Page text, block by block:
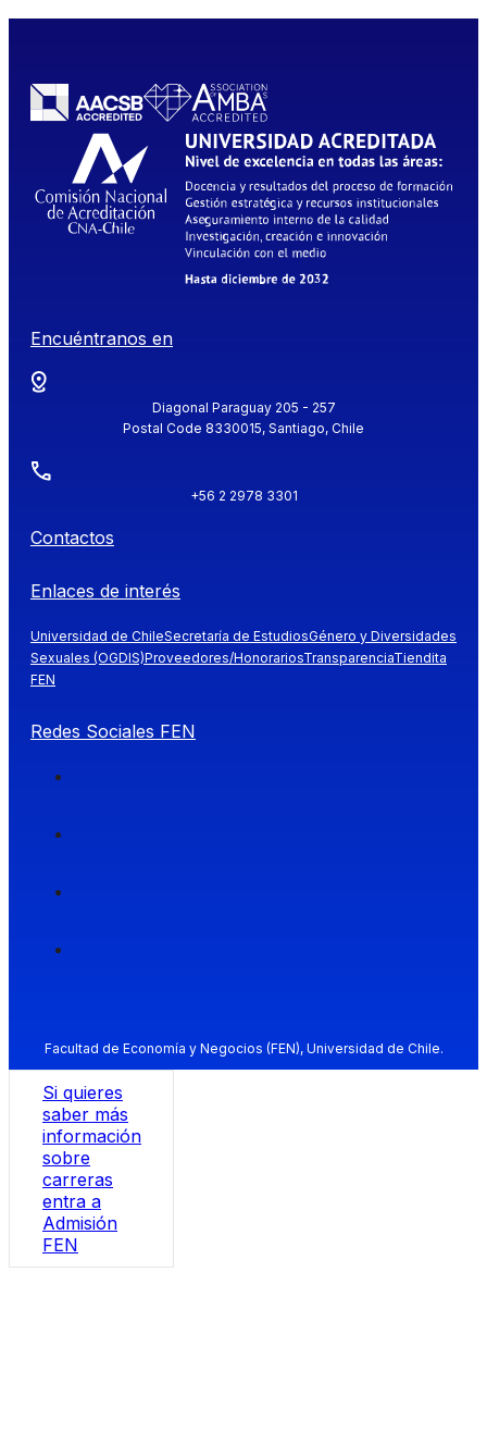
Encuéntranos en
Diagonal Paraguay 205 - 257
Postal Code 8330015, Santiago, Chile
+56 2 2978 3301
Contactos
Enlaces de interés
Universidad de ChileSecretaría de EstudiosGénero y Diversidades
Sexuales (OGDIS)Proveedores/HonorariosTransparenciaTiendita
FEN
Redes Sociales FEN
Facultad de Economía y Negocios (FEN), Universidad de Chile.
Si quieres
saber más
información
sobre
carreras
entra a
Admisión
FEN